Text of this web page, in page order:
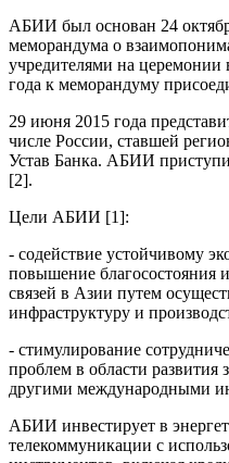
АБИИ был основан 24
меморандума о
учредителями на
года к меморандуму
29 июня 2015 года
числе России, ставшей
Устав Банка. АБИИ
[2].
Цели АБИИ [1]:
- содействие устойчивому
повышение благосостояния
связей в Азии путем
инфраструктуру и
- стимулирование
проблем в области развития
другими международными
АБИИ инвестирует в
телекоммуникации с